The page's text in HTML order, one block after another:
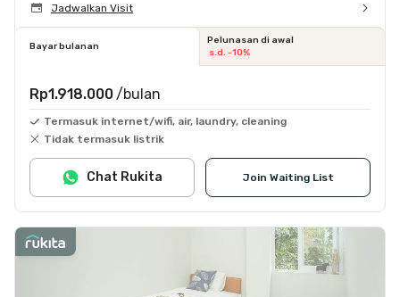
Jadwalkan Visit
Bayar bulanan
Pelunasan di awal
s.d. -10%
Rp1.918.000 /bulan
Termasuk internet/wifi, air, laundry, cleaning
Tidak termasuk listrik
Join Waiting List
Chat Rukita